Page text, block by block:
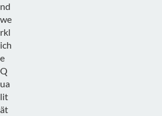
nd
we
rkl
ich
e
Q
ua
lit
ät